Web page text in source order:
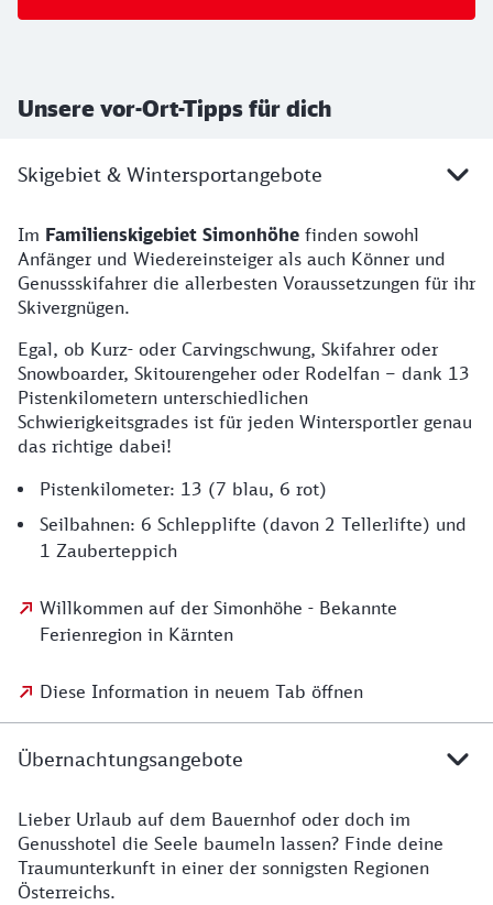
Unsere vor-Ort-Tipps für dich
Skigebiet & Wintersportangebote
Im Familienskigebiet Simonhöhe finden sowohl
Anfänger und Wiedereinsteiger als auch Könner und
Genussskifahrer die allerbesten Voraussetzungen für ihr
Skivergnügen.
Egal, ob Kurz- oder Carvingschwung, Skifahrer oder
Snowboarder, Skitourengeher oder Rodelfan – dank 13
Pistenkilometern unterschiedlichen
Schwierigkeitsgrades ist für jeden Wintersportler genau
das richtige dabei!
Pistenkilometer: 13 (7 blau, 6 rot)
Seilbahnen: 6 Schlepplifte (davon 2 Tellerlifte) und
1 Zauberteppich
Willkommen auf der Simonhöhe - Bekannte
Ferienregion in Kärnten
Diese Information in neuem Tab öffnen
Übernachtungsangebote
Lieber Urlaub auf dem Bauernhof oder doch im
Genusshotel die Seele baumeln lassen? Finde deine
Traumunterkunft in einer der sonnigsten Regionen
Österreichs.